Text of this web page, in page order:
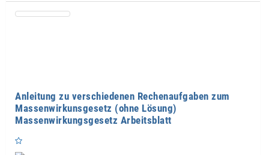
Anleitung zu verschiedenen Rechenaufgaben zum
Massenwirkunsgesetz (ohne Lösung)
Massenwirkungsgesetz Arbeitsblatt